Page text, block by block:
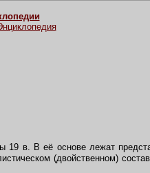
19 в. В её основе лежат
(двойственном)